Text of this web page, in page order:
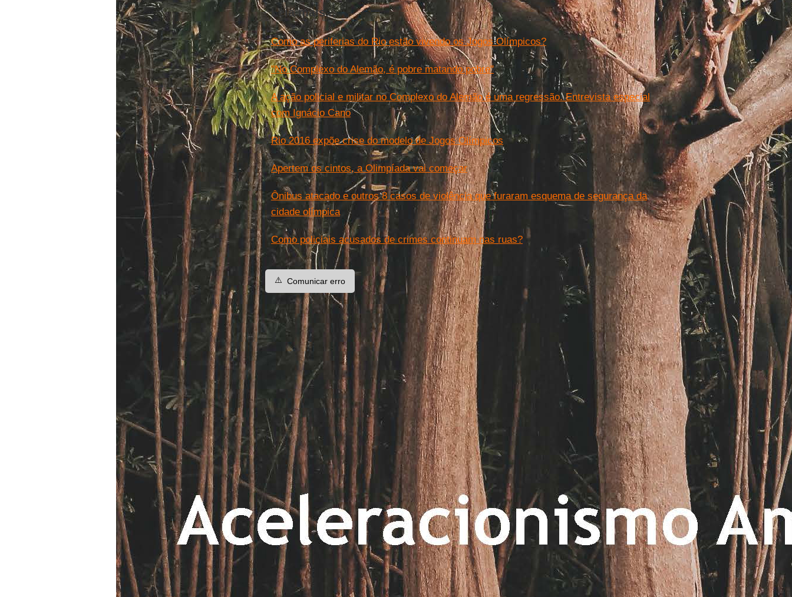
Leia mais...
Como as periferias do Rio estão vivendo os Jogos Olímpicos?
"No Complexo do Alemão, é pobre matando pobre"
A ação policial e militar no Complexo do Alemão é uma regressão. Entrevista especial
com Ignácio Cano
Rio 2016 expõe crise do modelo de Jogos Olímpicos
Apertem os cintos, a Olimpíada vai começar
Ônibus atacado e outros 8 casos de violência que furaram esquema de segurança da
cidade olímpica
Como policiais acusados de crimes continuam nas ruas?
⚠️ Comunicar erro